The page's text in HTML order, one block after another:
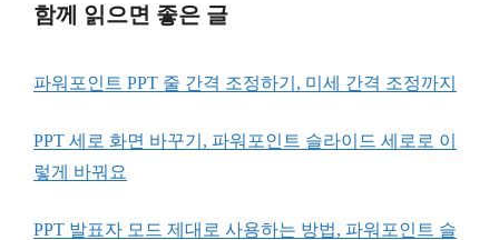
함께 읽으면 좋은 글
파워포인트 PPT 줄 간격 조정하기, 미세 간격 조정까지
PPT 세로 화면 바꾸기, 파워포인트 슬라이드 세로로 이
렇게 바꿔요
PPT 발표자 모드 제대로 사용하는 방법, 파워포인트 슬